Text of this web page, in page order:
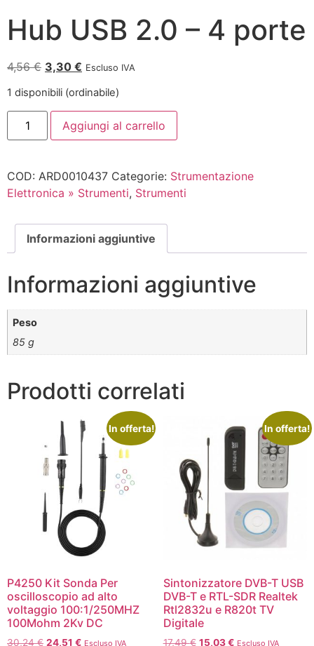
Hub USB 2.0 – 4 porte
4,56€ 3,30 € Escluso IVA
1 disponibili (ordinabile)
Aggiungi al carrello
COD: ARD0010437 Categorie: Strumentazione
Elettronica » Strumenti, Strumenti
Informazioni aggiuntive
Informazioni aggiuntive
Peso
85 g
Prodotti correlati
In offerta!
P4250 Kit Sonda Per
oscilloscopio ad alto
voltaggio 100:1/250MHZ
100Mohm 2Kv DC
30,24€ 24,51 € Escluso IVA
In offerta!
Sintonizzatore DVB-T USB
DVB-T e RTL-SDR Realtek
Rtl2832u e R820t TV
Digitale
17,49€ 15,03€ Escluso IVA